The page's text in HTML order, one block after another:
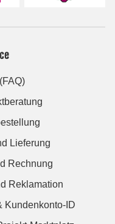
Lieferung
Rechnung
Reklamation
Kundenkonto-ID